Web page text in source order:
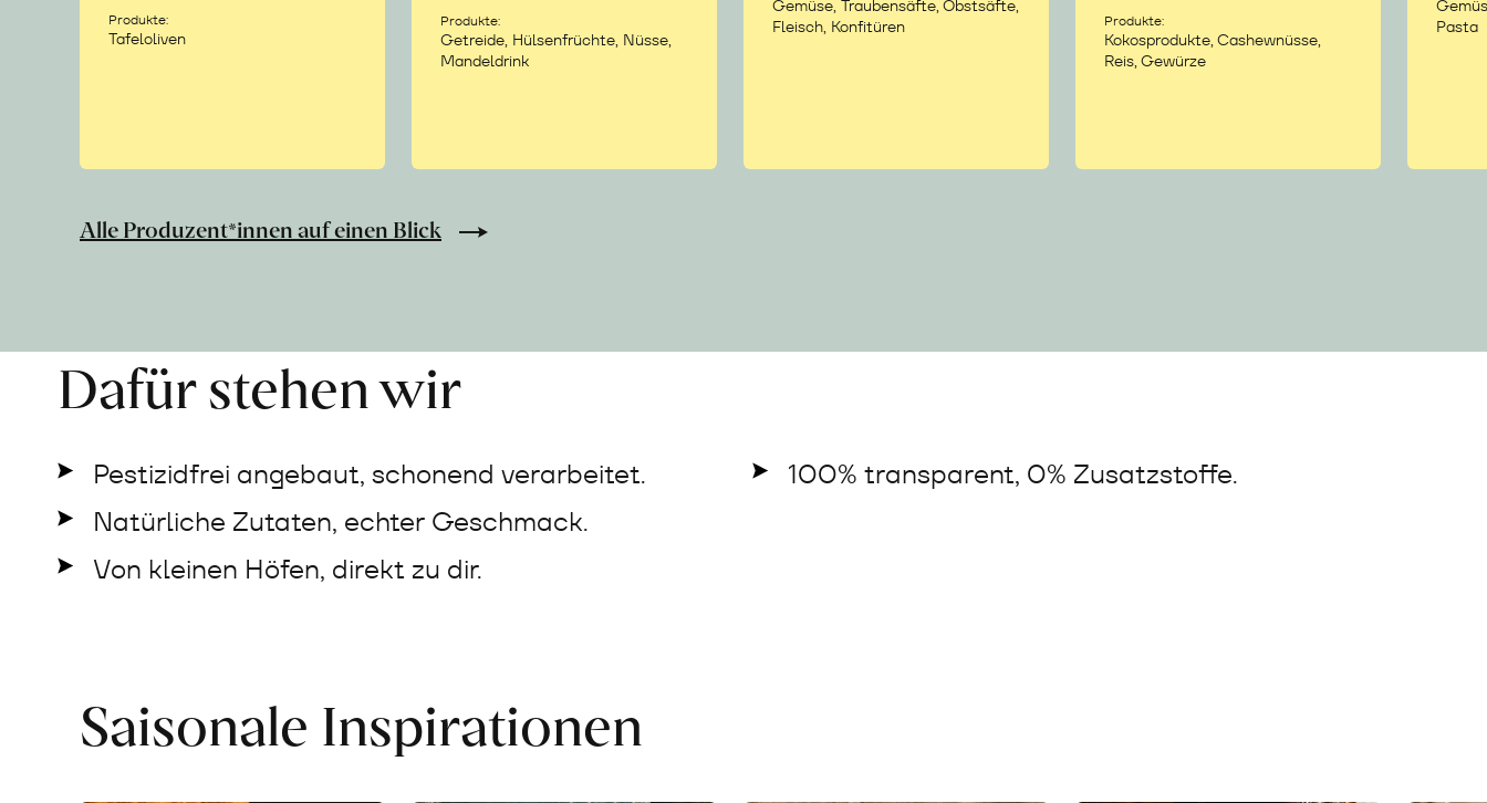
Produkte:
Tafeloliven
Produkte:
Getreide, Hülsenfrüchte, Nüsse,
Mandeldrink
Gemüse, Traubensäfte, Obstsäfte,
Fleisch, Konfitüren
Produkte:
Kokosprodukte, Cashewnüsse,
Reis, Gewürze
Pasta
Alle Produzent*innen auf einen Blick
Dafür stehen wir
Pestizidfrei angebaut, schonend verarbeitet.
Natürliche Zutaten, echter Geschmack.
Von kleinen Höfen, direkt zu dir.
100% transparent, 0% Zusatzstoffe.
Saisonale Inspirationen